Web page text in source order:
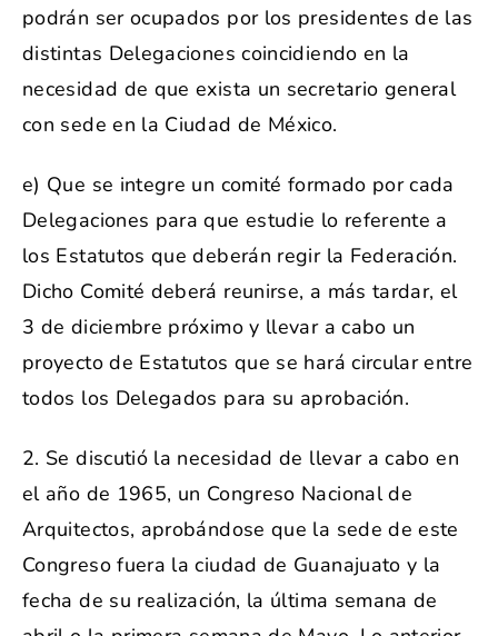
podrán ser ocupados por los presidentes de las
distintas Delegaciones coincidiendo en la
necesidad de que exista un secretario general
con sede en la Ciudad de México.
e) Que se integre un comité formado por cada
Delegaciones para que estudie lo referente a
los Estatutos que deberán regir la Federación.
Dicho Comité deberá reunirse, a más tardar, el
3 de diciembre próximo y llevar a cabo un
proyecto de Estatutos que se hará circular entre
todos los Delegados para su aprobación.
2. Se discutió la necesidad de llevar a cabo en
el año de 1965, un Congreso Nacional de
Arquitectos, aprobándose que la sede de este
Congreso fuera la ciudad de Guanajuato y la
fecha de su realización, la última semana de